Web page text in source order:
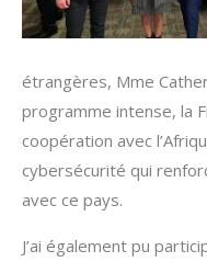
étrangères, Mme
programme intense, la
coopération avec
cybersécurité qui
avec ce pays.
J’ai également pu